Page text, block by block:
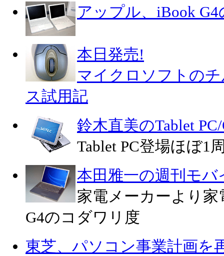
アップル、iBook
本日発売!
マイクロソフトの
ス試用記
鈴木直美のTablet
Tablet PC登場ほぼ1
本田雅一の週刊モバ
家電メーカーより家
G4のコダワリ度
東芝、パソコン事業計画を